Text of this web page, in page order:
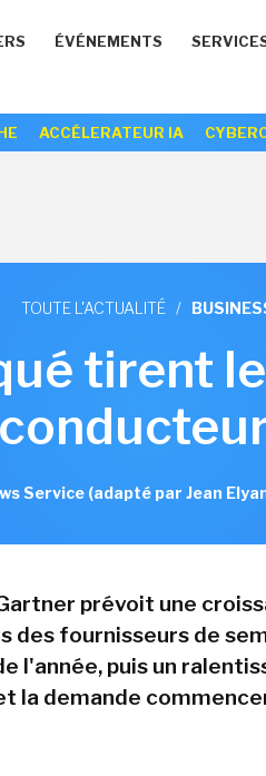
ÉVÉNEMENTS
ACCÉLERATEUR IA
TOUTE L'ACTUALITÉ /
tirent
Service (adapté par Jean
prévoit une
des fournisseurs de
l'année, puis un
la demande